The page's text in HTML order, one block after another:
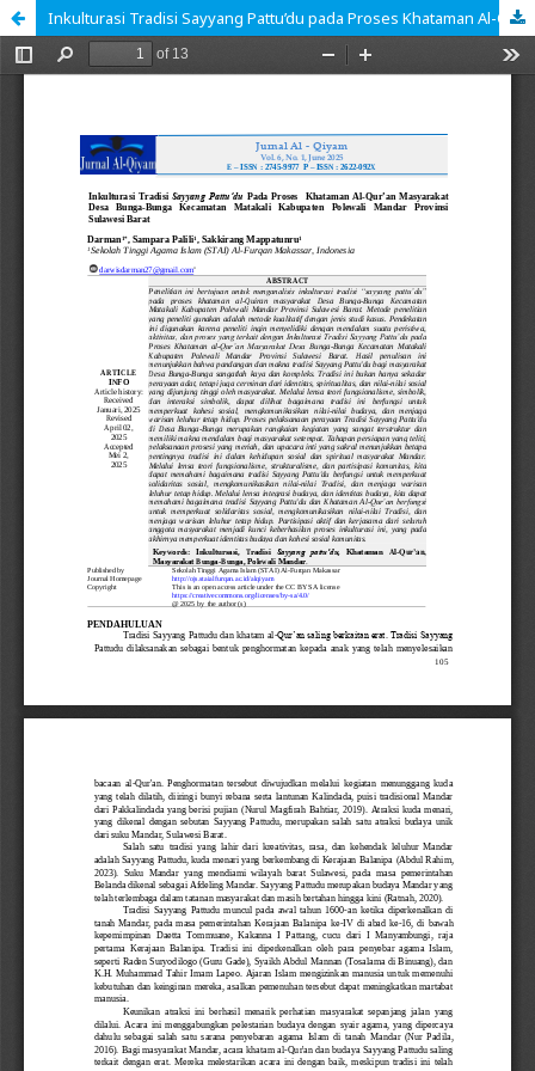
Inkulturasi Tradisi Sayyang Pattu’du pada Proses Khataman Al-Qur’an Masyarakat Desa Bunga-Bunga Kecamatan Matakali Kabupaten Polewali Mandar Provinsi Sulawesi Barat